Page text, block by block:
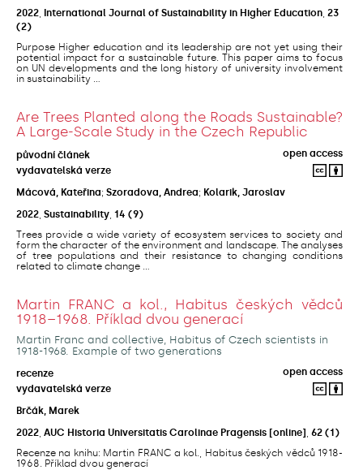
2022 International Journal of Sustainability in Higher Education 23
(2)
Purpose Higher education and its leadership are not yet using their
potential impact for a sustainable future. This paper aims to focus
on UN developments and the long history of university involvement
in sustainability ...
Are Trees Planted along the Roads Sustainable?
A Large-Scale Study in the Czech Republic
původní článek
open access
vydavatelská verze
Mácová, Kateřina; Szoradova, Andrea; Kolarik, Jaroslav
2022 Sustainability 14 (9)
Trees provide a wide variety of ecosystem services to society and
form the character of the environment and landscape. The analyses
of tree populations and their resistance to changing conditions
related to climate change ...
Martin FRANC a kol., Habitus českých vědců
1918–1968. Příklad dvou generací
Martin Franc and collective, Habitus of Czech scientists in
1918-1968. Example of two generations
recenze
open access
vydavatelská verze
Brčák, Marek
2022 AUC Historia Universitatis Carolinae Pragensis [online] 62 (1)
Recenze na knihu: Martin FRANC a kol., Habitus českých vědců 1918-
1968. Příklad dvou generací